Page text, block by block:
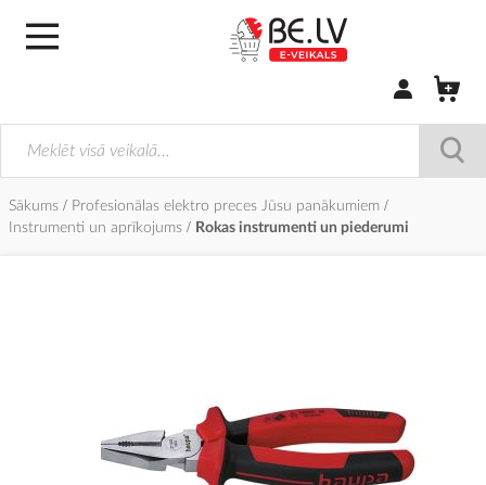
Pierakstīties/
Sākums
Profesionālas elektro preces Jūsu panākumiem
Instrumenti un aprīkojums
Rokas instrumenti un piederumi